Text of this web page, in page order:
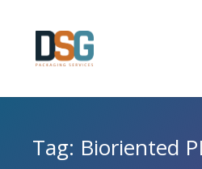
Tag: Bioriented